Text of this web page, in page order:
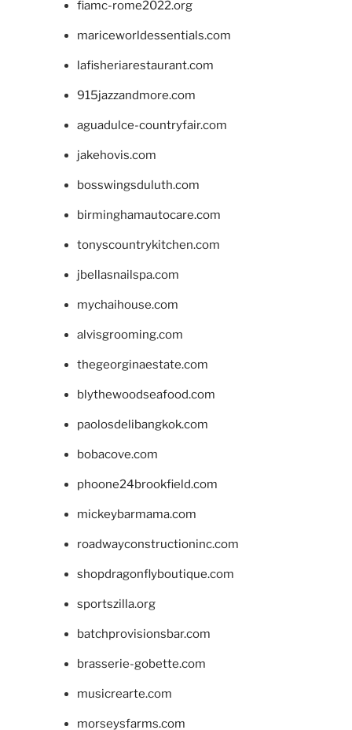
fiamc-rome2022.org
mariceworldessentials.com
lafisheriarestaurant.com
915jazzandmore.com
aguadulce-countryfair.com
jakehovis.com
bosswingsduluth.com
birminghamautocare.com
tonyscountrykitchen.com
jbellasnailspa.com
mychaihouse.com
alvisgrooming.com
thegeorginaestate.com
blythewoodseafood.com
paolosdelibangkok.com
bobacove.com
phoone24brookfield.com
mickeybarmama.com
roadwayconstructioninc.com
shopdragonflyboutique.com
sportszilla.org
batchprovisionsbar.com
brasserie-gobette.com
musicrearte.com
morseysfarms.com